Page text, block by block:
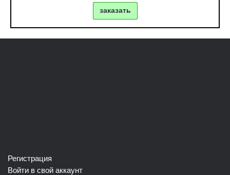
заказать
Регистрация
Войти в свой аккаунт